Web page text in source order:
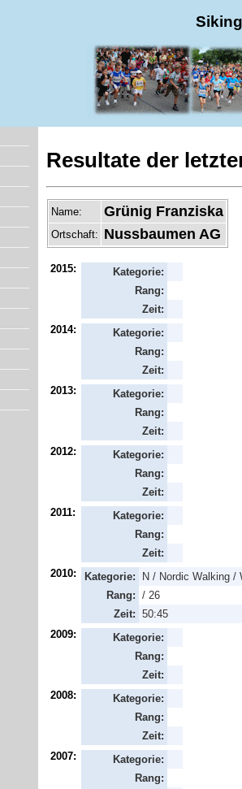
Resultate der
Name: Grünig Franziska
Ortschaft: Nussbaumen AG
2015:
Kategorie:
Rang:
Zeit:
2014:
Kategorie:
Rang:
Zeit:
2013:
Kategorie:
Rang:
Zeit:
2012:
Kategorie:
Rang:
Zeit:
2011:
Kategorie:
Rang:
Zeit:
2010:
Kategorie:
N / Nordic Walking /
Rang: / 26
Zeit: 50:45
2009:
Kategorie:
Rang:
Zeit:
2008:
Kategorie:
Rang:
Zeit:
2007:
Kategorie:
Rang: